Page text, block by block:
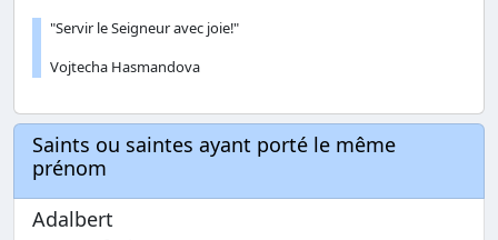
"Servir le Seigneur avec joie!"
Vojtecha Hasmandova
Saints ou saintes ayant porté le même
prénom
Adalbert